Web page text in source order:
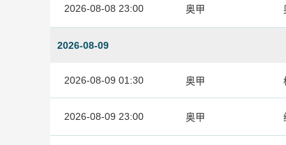
2026-08-08 23:00 奥甲
2026-08-09
2026-08-09 01:30 奥甲
2026-08-09 23:00 奥甲